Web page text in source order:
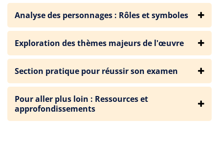
Analyse des personnages : Rôles et symboles
Exploration des thèmes majeurs de l'œuvre
Section pratique pour réussir son examen
Pour aller plus loin : Ressources et
approfondissements